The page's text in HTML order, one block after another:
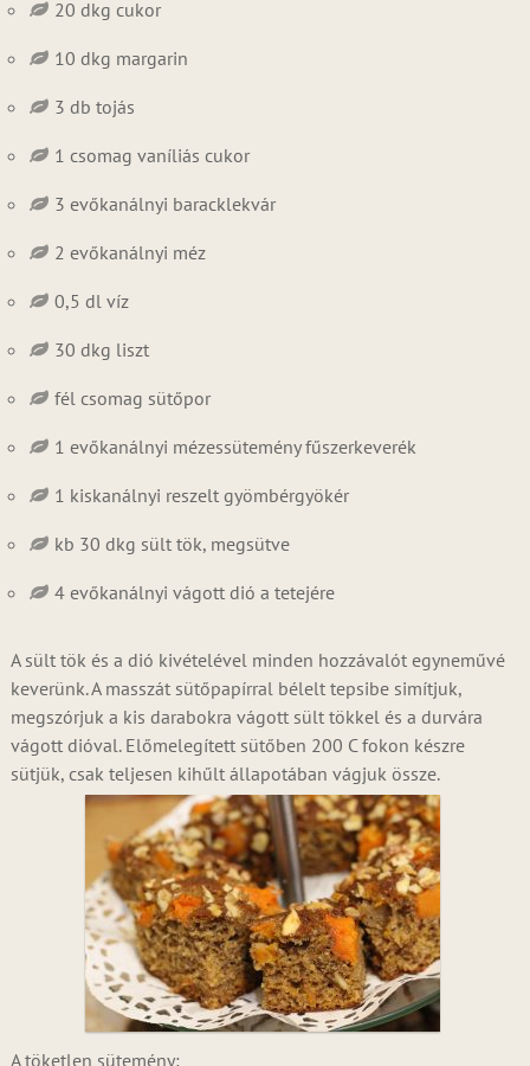
20 dkg cukor
10 dkg margarin
3 db tojás
1 csomag vaníliás cukor
3 evőkanálnyi baracklekvár
2 evőkanálnyi méz
0,5 dl víz
30 dkg liszt
fél csomag sütőpor
1 evőkanálnyi mézessütemény fűszerkeverék
1 kiskanálnyi reszelt gyömbérgyökér
kb 30 dkg sült tök, megsütve
4 evőkanálnyi vágott dió a tetejére
A sült tök és a dió kivételével minden hozzávalót egyneművé
keverünk. A masszát sütőpapírral bélelt tepsibe simítjuk,
megszórjuk a kis darabokra vágott sült tökkel és a durvára
vágott dióval. Előmelegített sütőben 200 C fokon készre
sütjük, csak teljesen kihűlt állapotában vágjuk össze.
A töketlen sütemény: